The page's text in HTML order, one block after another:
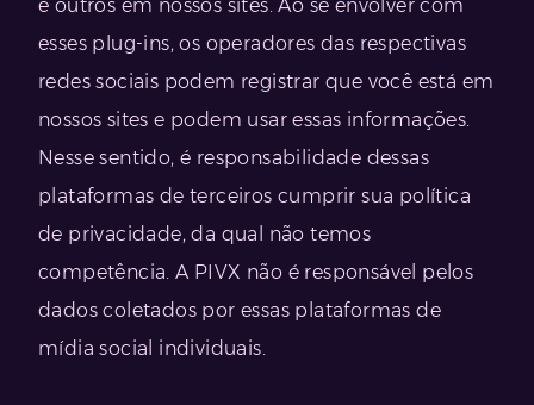
e outros em nossos sites. Ao se envolver com
esses plug-ins, os operadores das respectivas
redes sociais podem registrar que você está em
nossos sites e podem usar essas informações.
Nesse sentido, é responsabilidade dessas
plataformas de terceiros cumprir sua política
de privacidade, da qual não temos
competência. A PIVX não é responsável pelos
dados coletados por essas plataformas de
mídia social individuais.